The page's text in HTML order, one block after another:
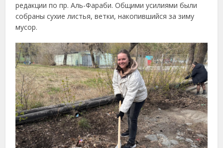
редакции по пр. Аль-Фараби. Общими усилиями были
собраны сухие листья, ветки, накопившийся за зиму
мусор.